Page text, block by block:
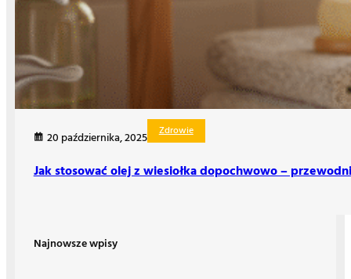
20 października, 2025 Zdrowie
Jak stosować olej z wiesiołka dopochwowo –
Najnowsze wpisy